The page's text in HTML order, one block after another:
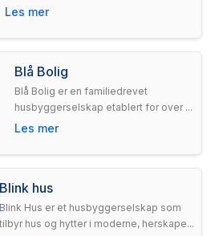
Les mer
Blå Bolig
Blå Bolig er en familiedrevet
husbyggerselskap etablert for over ...
Les mer
Blink hus
Blink Hus er et husbyggerselskap som
tilbyr hus og hytter i moderne, herskape...